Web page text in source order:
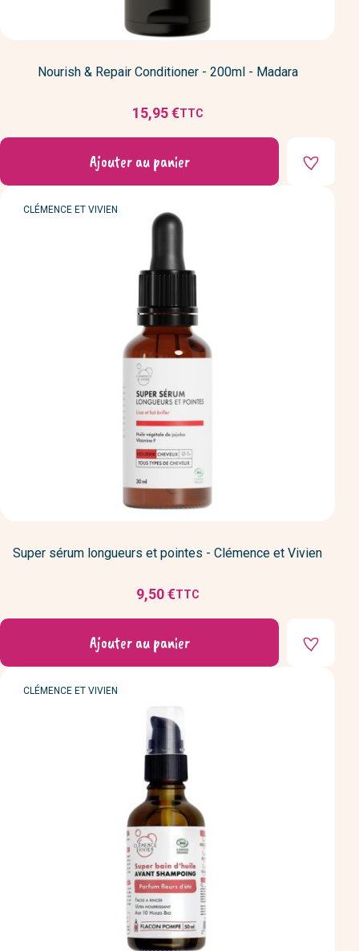
Nourish & Repair Conditioner - 200ml - Madara
Prix
15,95 €TTC
Ajouter au panier
MARQUE
CLÉMENCE ET VIVIEN
Super sérum longueurs et pointes - Clémence et Vivien
Prix
9,50 €TTC
Ajouter au panier
MARQUE
CLÉMENCE ET VIVIEN